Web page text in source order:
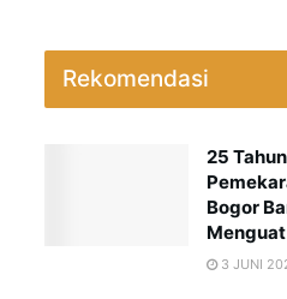
Rekomendasi
25
Bogor
3 JUNI